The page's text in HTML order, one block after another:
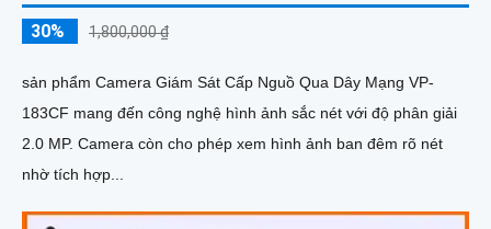
30% 1,800,000 ₫
sản phẩm Camera Giám Sát Cấp Nguồ Qua Dây Mạng VP-
183CF mang đến công nghệ hình ảnh sắc nét với độ phân giải
2.0 MP. Camera còn cho phép xem hình ảnh ban đêm rõ nét
nhờ tích hợp...